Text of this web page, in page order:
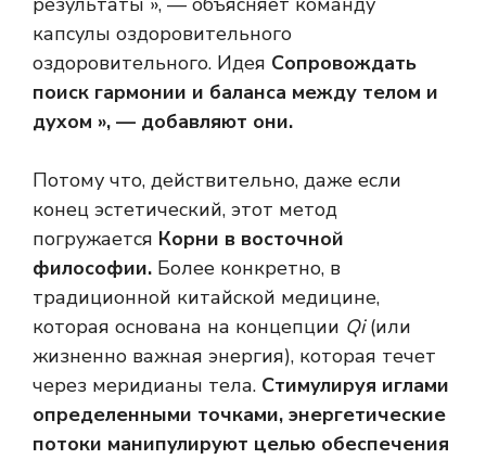
капсулы оздоровительного
оздоровительного. Идея Сопровождать
поиск гармонии и баланса между телом и
духом », — добавляют они.
Потому что, действительно, даже если
конец эстетический, этот метод
погружается Корни в восточной
философии. Более конкретно, в
традиционной китайской медицине,
которая основана на концепции Qi(или
жизненно важная энергия), которая течет
через меридианы тела. Стимулируя иглами
определенными точками, энергетические
потоки манипулируют целью обеспечения